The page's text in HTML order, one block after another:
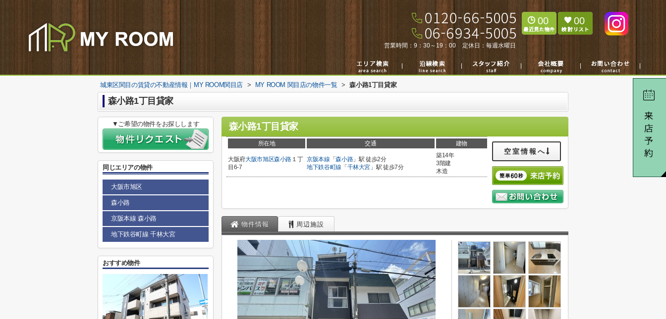
営業時間： 9：30～19：00 定休日： 毎週水曜日
00 00
城東区関目の賃貸の不動産情報｜MY ROOM関目店 > MY ROOM 関目店の物件一覧 > 森小路1丁目貸家
森小路1丁目貸家
森小路1丁目貸家
所在地 交通 建物
大阪府大阪市旭区森小路 １丁
目6-7
京阪本線 「森小路」駅 徒歩2分
地下鉄谷町線 「 千林大宮 」駅 徒歩7分
築14年
3階建
木造
空室情報へ
物件情報 周辺施設
▼ご希望の物件をお探しします
同じエリアの物件
大阪市旭区
森小路
京阪本線 森小路
地下鉄谷町線 千林大宮
おすすめ物件